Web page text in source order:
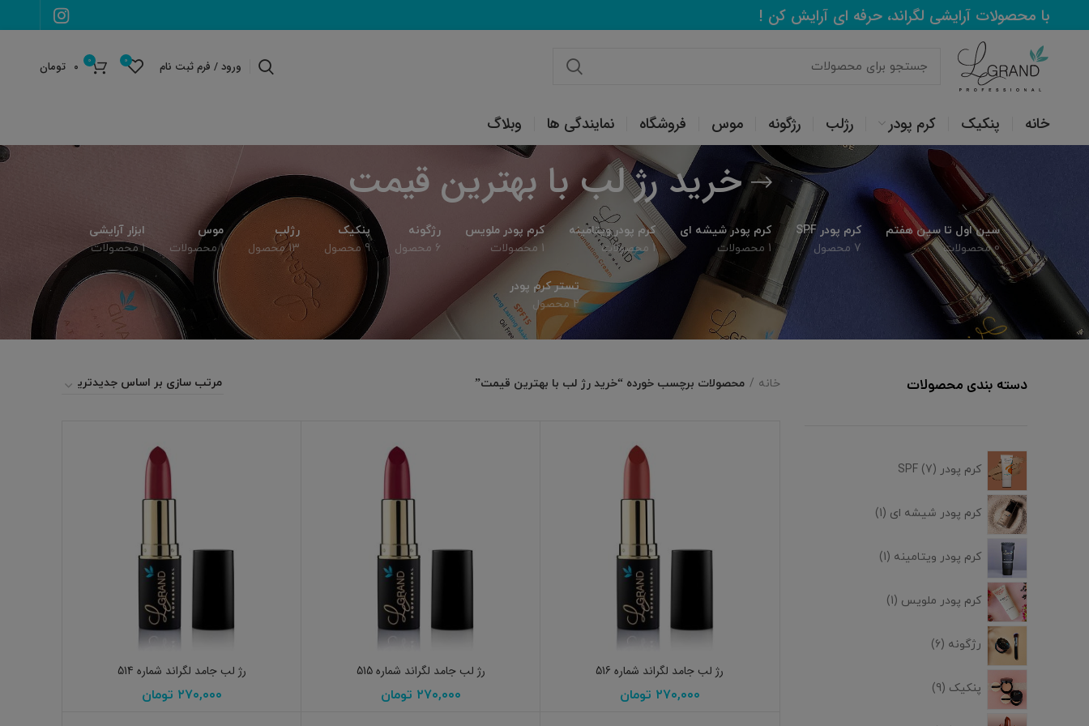
با محصولات آرایشی لگراند، حرفه ای آرایش کن !
ورود / فرم ثبت نام 0
0 ۰ تومان
خانه پنکیک کرم پودر رژلب رژگونه موس فروشگاه نمایندگی ها وبلاگ
خرید رژ لب با بهترین قیمت
سین اول تا سین هفتم
0 محصولات
کرم پودر SPF
7 محصول
کرم پودر شیشه ای
1 محصولات
کرم پودر ویتامینه
1 محصولات
کرم پودر ملویس
1 محصولات
رژگونه
6 محصول
پنکیک
9 محصول
رژلب
13 محصول
موس
1 محصولات
ابزار آرایشی
1 محصولات
تستر کرم پودر
2 محصول
دسته بندی محصولات
کرم پودر SPF 7
کرم پودر شیشه ای 1
کرم پودر ویتامینه 1
کرم پودر ملویس 1
رژگونه 6
پنکیک 9
خانه محصولات برچسب خورده “خرید رژ لب با بهترین قیمت”
افزودن به سبد خرید
رژ لب جامد لگراند شماره 516
۲۷۰,۰۰۰ تومان
افزودن به سبد خرید
رژ لب جامد لگراند شماره 515
۲۷۰,۰۰۰ تومان
افزودن به سبد خرید
رژ لب جامد لگراند شماره 514
۲۷۰,۰۰۰ تومان